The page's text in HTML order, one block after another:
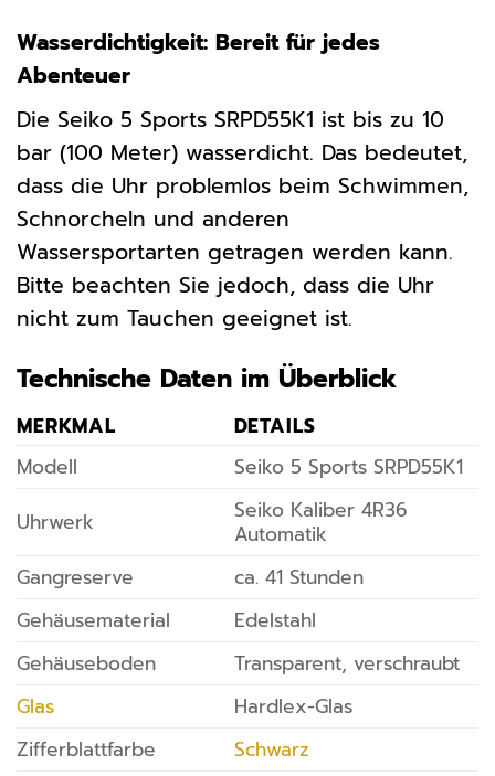
Wasserdichtigkeit: Bereit für jedes
Abenteuer
Die Seiko 5 Sports SRPD55K1 ist bis zu 10
bar (100 Meter) wasserdicht. Das bedeutet,
dass die Uhr problemlos beim Schwimmen,
Schnorcheln und anderen
Wassersportarten getragen werden kann.
Bitte beachten Sie jedoch, dass die Uhr
nicht zum Tauchen geeignet ist.
Technische Daten im Überblick
MERKMAL
DETAILS
Modell
Seiko 5 Sports SRPD55K1
Uhrwerk
Seiko Kaliber 4R36
Automatik
Gangreserve
ca. 41 Stunden
Gehäusematerial
Edelstahl
Gehäuseboden
Transparent, verschraubt
Glas
Hardlex-Glas
Zifferblattfarbe
Schwarz